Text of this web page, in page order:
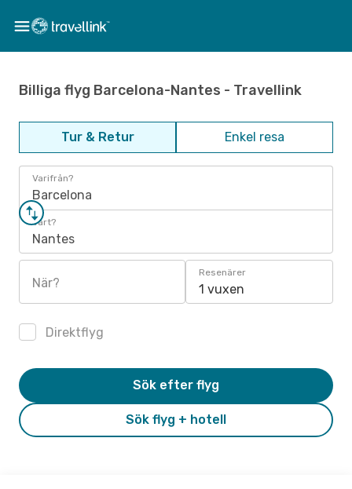
Billiga flyg Barcelona-Nantes - Travellink
Tur & Retur Enkel resa
Varifrån?
Barcelona
Vart?
Nantes
När?
Resenärer
1 vuxen
Direktflyg
Sök flyg + hotell
Sök efter flyg